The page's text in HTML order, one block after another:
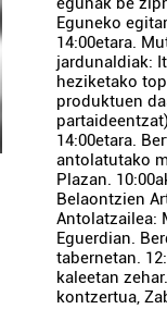
Eguneko
14:00etara.
jardunaldiak:
heziketako
produktuen
14:00etara.
antolatutako
Plazan.
Belaontzien
Antolatzailea:
Eguerdian.
tabernetan.
kaleetan
kontzertua,